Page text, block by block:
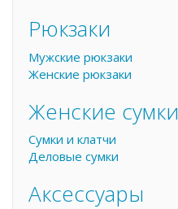
Рюкзаки
Мужские рюкзаки
Женские рюкзаки
Женские сумки
Сумки и клатчи
Деловые сумки
Аксессуары